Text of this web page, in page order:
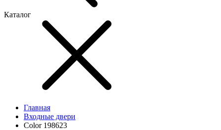
Каталог
Главная
Входные двери
Color 198623